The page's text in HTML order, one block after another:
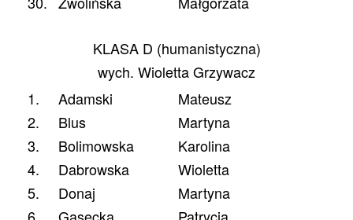
KLASA D (humanistyczna)
wych. Wioletta Grzywacz
1.
Adamski
Mateusz
2.
Blus
Martyna
3.
Bolimowska
Karolina
4.
Dabrowska
Wioletta
5.
Donaj
Martyna